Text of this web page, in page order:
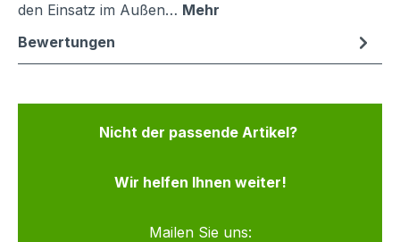
den Einsatz im Außen… Mehr
Bewertungen
Nicht der passende Artikel?
Wir helfen Ihnen weiter!
Mailen Sie uns: